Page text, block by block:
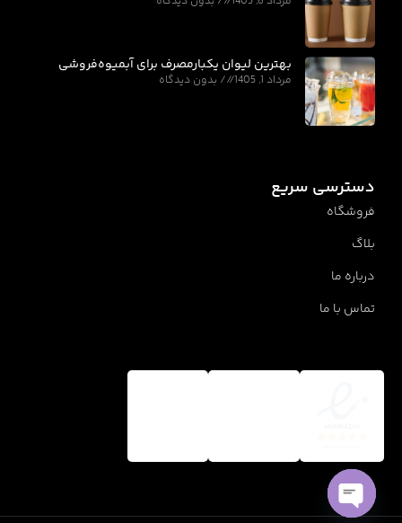
بهترین لیوان یکبارمصرف برای آبمیوه‌فروشی
مرداد 1, 1405 بدون دیدگاه
دسترسی سریع
فروشگاه
بلاگ
درباره ما
تماس با ما